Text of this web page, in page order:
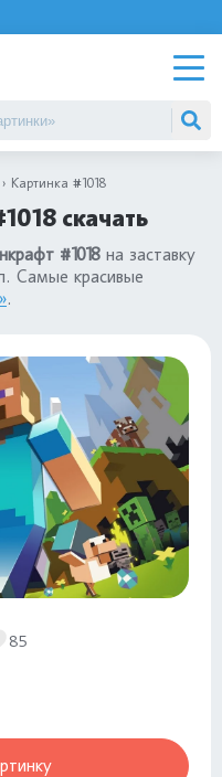
Картинка #1018
скачать
#1018 на заставку
Самые красивые
.
85